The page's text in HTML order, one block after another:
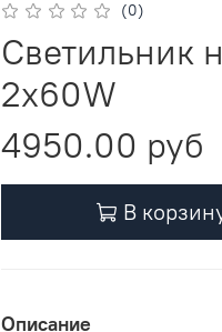
(0)
Светильник
2х60W
4950.00 руб
В
Описание